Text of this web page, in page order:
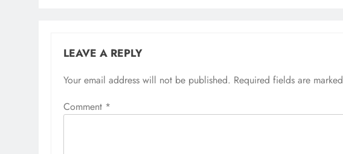
LEAVE A REPLY
Your email address will not be published. Required fields are marked
Comment *